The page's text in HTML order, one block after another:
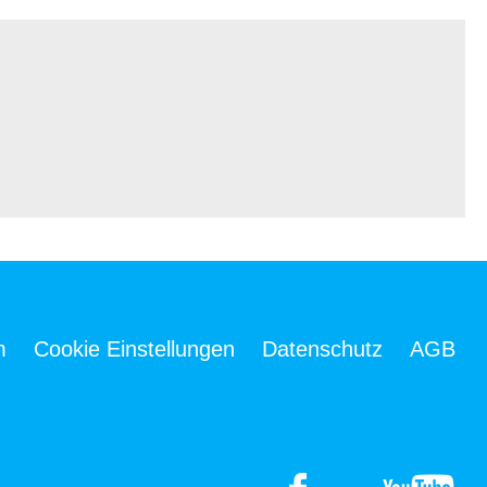
Cookie Einstellungen Datenschutz AGB